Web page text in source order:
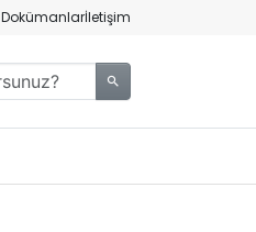
Dokümanlarİletişim